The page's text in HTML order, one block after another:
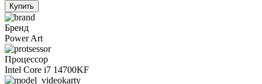
Купить
Бренд
Power Art
Процессор
Intel Core i7 14700KF